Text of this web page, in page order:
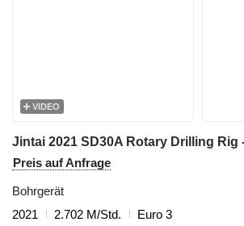
VIDEO
Preis auf Anfrage
Bohrgerät
2021
2.702 M/Std.
Euro 3